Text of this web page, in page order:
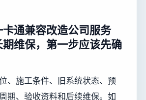
通兼容改造公司服务
维保，第一步应该先确
、施工条件、旧系统状态、预
期、验收资料和后续维保。如